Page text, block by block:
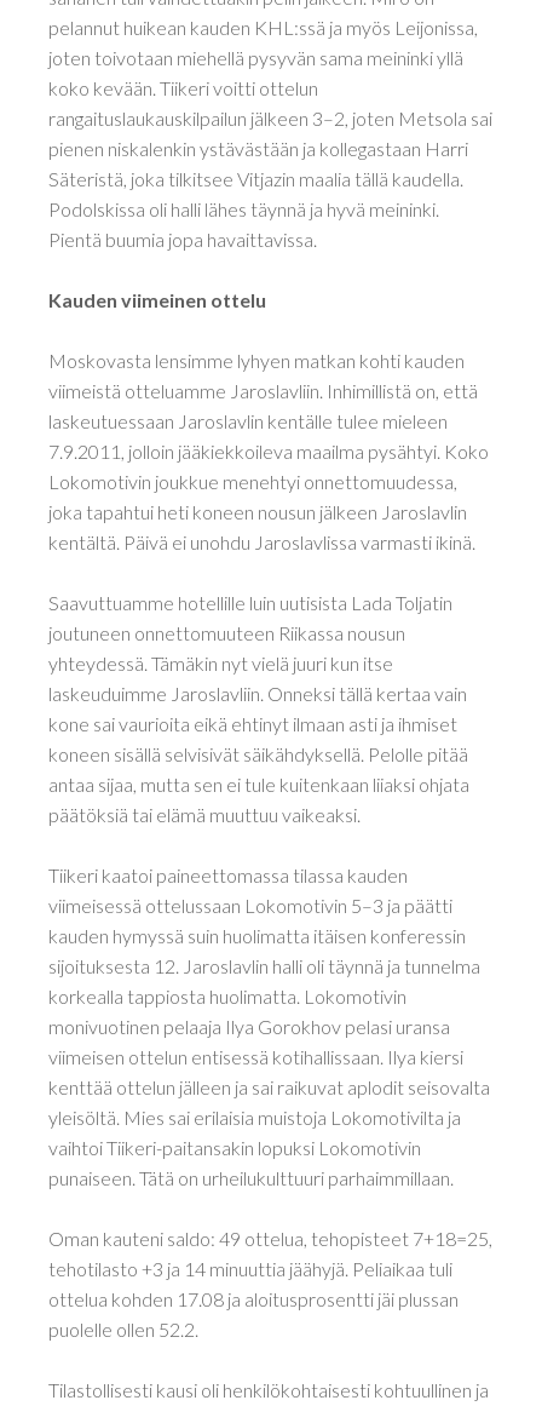
pelannut huikean kauden KHL:ssä ja myös Leijonissa,
joten toivotaan miehellä pysyvän sama meininki yllä
koko kevään. Tiikeri voitti ottelun
rangaituslaukauskilpailun jälkeen 3–2, joten Metsola sai
pienen niskalenkin ystävästään ja kollegastaan Harri
Säteristä, joka tilkitsee Vitjazin maalia tällä kaudella.
Podolskissa oli halli lähes täynnä ja hyvä meininki.
Pientä buumia jopa havaittavissa.
Kauden viimeinen ottelu
Moskovasta lensimme lyhyen matkan kohti kauden
viimeistä otteluamme Jaroslavliin. Inhimillistä on, että
laskeutuessaan Jaroslavlin kentälle tulee mieleen
7.9.2011, jolloin jääkiekkoileva maailma pysähtyi. Koko
Lokomotivin joukkue menehtyi onnettomuudessa,
joka tapahtui heti koneen nousun jälkeen Jaroslavlin
kentältä. Päivä ei unohdu Jaroslavlissa varmasti ikinä.
Saavuttuamme hotellille luin uutisista Lada Toljatin
joutuneen onnettomuuteen Riikassa nousun
yhteydessä. Tämäkin nyt vielä juuri kun itse
laskeuduimme Jaroslavliin. Onneksi tällä kertaa vain
kone sai vaurioita eikä ehtinyt ilmaan asti ja ihmiset
koneen sisällä selvisivät säikähdyksellä. Pelolle pitää
antaa sijaa, mutta sen ei tule kuitenkaan liiaksi ohjata
päätöksiä tai elämä muuttuu vaikeaksi.
Tiikeri kaatoi paineettomassa tilassa kauden
viimeisessä ottelussaan Lokomotivin 5–3 ja päätti
kauden hymyssä suin huolimatta itäisen konferessin
sijoituksesta 12. Jaroslavlin halli oli täynnä ja tunnelma
korkealla tappiosta huolimatta. Lokomotivin
monivuotinen pelaaja Ilya Gorokhov pelasi uransa
viimeisen ottelun entisessä kotihallissaan. Ilya kiersi
kenttää ottelun jälleen ja sai raikuvat aplodit seisovalta
yleisöltä. Mies sai erilaisia muistoja Lokomotivilta ja
vaihtoi Tiikeri-paitansakin lopuksi Lokomotivin
punaiseen. Tätä on urheilukulttuuri parhaimmillaan.
Oman kauteni saldo: 49 ottelua, tehopisteet 7+18=25,
tehotilasto +3 ja 14 minuuttia jäähyjä. Peliaikaa tuli
ottelua kohden 17.08 ja aloitusprosentti jäi plussan
puolelle ollen 52.2.
Tilastollisesti kausi oli henkilökohtaisesti kohtuullinen ja